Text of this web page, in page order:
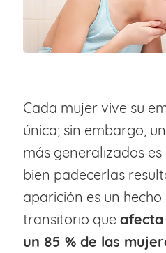
Cada mujer vive su
única; sin embargo,
más generalizados es
bien padecerlas
aparición es un
transitorio que afecta
un 85 % de las